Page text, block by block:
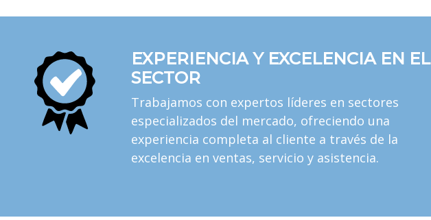
EXPERIENCIA Y EXCELENCIA EN EL
SECTOR
Trabajamos con expertos líderes en sectores
especializados del mercado, ofreciendo una
experiencia completa al cliente a través de la
excelencia en ventas, servicio y asistencia.